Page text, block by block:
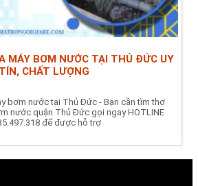
MÁY BƠM NƯỚC TẠI THỦ ĐỨC UY
TÍN, CHẤT LƯỢNG
bơm nước tại Thủ Đức - Bạn cần tìm thợ
nước quận Thủ Đức gọi ngay HOTLINE
để được hỗ trợ